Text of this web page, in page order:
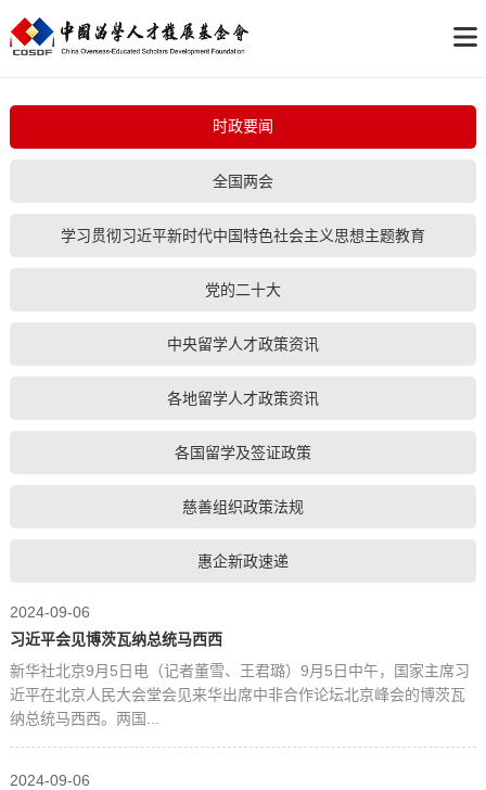
时政要闻
全国两会
学习贯彻习近平新时代中国特色社会主义思想主题教育
党的二十大
中央留学人才政策资讯
各地留学人才政策资讯
各国留学及签证政策
慈善组织政策法规
惠企新政速递
2024-09-06
习近平会见博茨瓦纳总统马西西
新华社北京9月5日电（记者董雪、王君璐）9月5日中午，国家主席习
近平在北京人民大会堂会见来华出席中非合作论坛北京峰会的博茨瓦
纳总统马西西。两国...
2024-09-06